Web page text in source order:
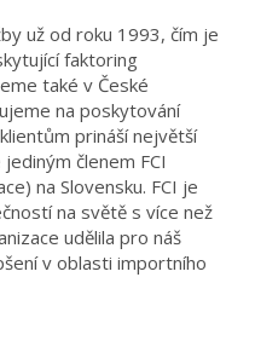
už od roku 1993, čím je
faktoring
také v České
na poskytování
prináší největší
členem FCI
na Slovensku. FCI je
na světě s více než
udělila pro náš
v oblasti importního